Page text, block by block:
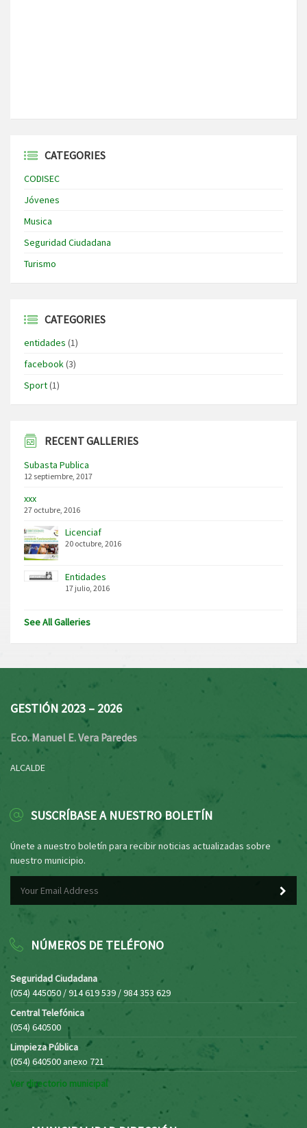
CATEGORIES
CODISEC
Jóvenes
Musica
Seguridad Ciudadana
Turismo
CATEGORIES
entidades (1)
facebook(3)
Sport(1)
RECENT GALLERIES
Subasta Publica
12 septiembre, 2017
xxx
27 octubre, 2016
Licenciaf
20 octubre, 2016
Entidades
17 julio, 2016
See All Galleries
GESTIÓN 2023 – 2026
Eco. Manuel E. Vera Paredes
ALCALDE
SUSCRÍBASE A NUESTRO BOLETÍN
Únete a nuestro boletín para recibir noticias actualizadas sobre
nuestro municipio.
NÚMEROS DE TELÉFONO
Seguridad Ciudadana
(054) 445050 / 914 619 539 / 984 353 629
Central Telefónica
(054) 640500
Limpieza Pública
(054) 640500 anexo 721
Ver directorio municipal